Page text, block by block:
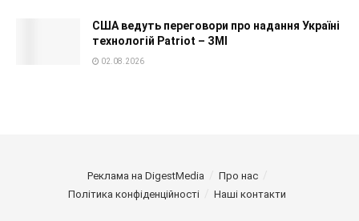
США ведуть переговори про надання Україні
технологій Patriot – ЗМІ
02.08.2026
Реклама на DigestMedia
Про нас
Політика конфіденційності
Наші контакти